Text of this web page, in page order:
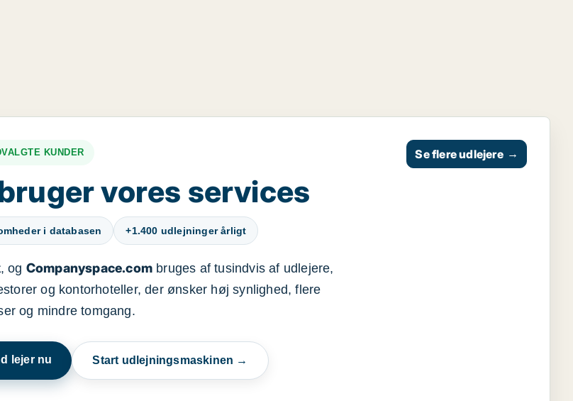
KUNDER
vores services
i databasen +1.400 udlejninger årligt
, og Companyspace.combruges af tusindvis af udlejere,
og kontorhoteller, der ønsker høj synlighed, flere
og mindre tomgang.
lejer nu Start udlejningsmaskinen →
Se flere udlejere →